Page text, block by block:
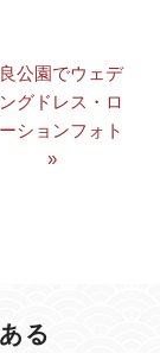
公園でウェデ
グドレス・ロ
ションフォト
»
る